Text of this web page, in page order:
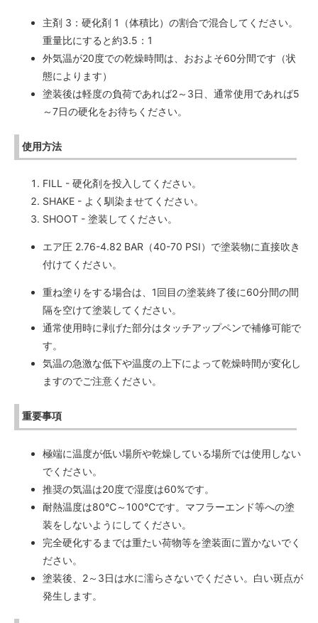
主剤 3：硬化剤 1（体積比）の割合で混合してください。
重量比にすると約3.5：1
外気温が20度での乾燥時間は、おおよそ60分間です（状
態によります）
塗装後は軽度の負荷であれば2～3日、通常使用であれば5
～7日の硬化をお待ちください。
使用方法
FILL - 硬化剤を投入してください。
SHAKE - よく馴染ませてください。
SHOOT - 塗装してください。
エア圧 2.76-4.82 BAR（40-70 PSI）で塗装物に直接吹き
付けてください。
重ね塗りをする場合は、1回目の塗装終了後に60分間の間
隔を空けて塗装してください。
通常使用時に剥げた部分はタッチアップペンで補修可能で
す。
気温の急激な低下や温度の上下によって乾燥時間が変化し
ますのでご注意ください。
重要事項
極端に温度が低い場所や乾燥している場所では使用しない
でください。
推奨の気温は20度で湿度は60%です。
耐熱温度は80℃～100℃です。マフラーエンド等への塗
装をしないようにしてください。
完全硬化するまでは重たい荷物等を塗装面に置かないでく
ださい。
塗装後、2～3日は水に濡らさないでください。白い斑点が
発生します。